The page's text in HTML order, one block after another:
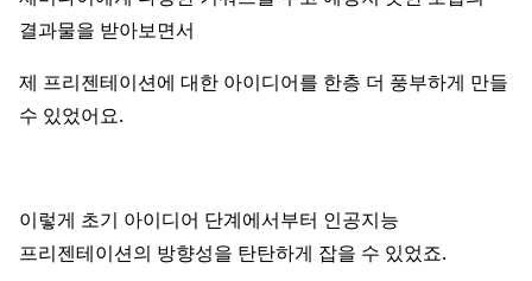
결과물을 받아보면서
제 프리젠테이션에 대한 아이디어를 한층 더 풍부하게 만들
수 있었어요.
이렇게 초기 아이디어 단계에서부터 인공지능
프리젠테이션의 방향성을 탄탄하게 잡을 수 있었죠.